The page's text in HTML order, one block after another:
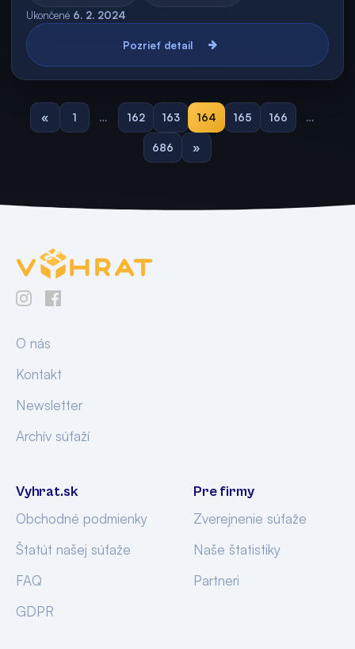
Ukončené 6. 2. 2024
Pozrieť detail
« 1 … 162 163 164 165 166 …
686 »
O nás
Kontakt
Newsletter
Archív súťaží
Vyhrat.sk
Obchodné podmienky
Štatút našej súťaže
FAQ
GDPR
Pre firmy
Zverejnenie súťaže
Naše štatistiky
Partneri